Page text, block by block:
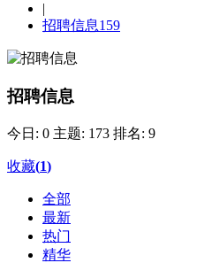
|
招聘信息159
招聘信息
今日: 0 主题: 173 排名: 9
收藏(1)
全部
最新
热门
精华